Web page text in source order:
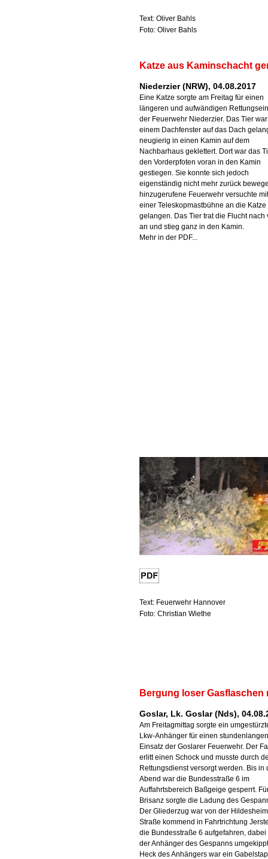
Text: Oliver Bahls
Foto: Oliver Bahls
Katze aus Kaminschacht
Niederzier (NRW), 04.08.2017
Eine Katze sorgte am Freitag für einen
längeren und aufwändigen
der Feuerwehr Niederzier. Das Tier
einem Dachfenster auf das Dach
neugierig in einen Kamin auf dem
Nachbarhaus geklettert. Dort war das
den Vorderpfoten voran in den Kamin
gestiegen. Sie konnte sich jedoch
eigenständig nicht mehr zurück
hinzugerufene Feuerwehr versuchte
einer Teleskopmastbühne an die Katze
gelangen. Das Tier trat die Flucht nach
an und stieg ganz in den Kamin.
Mehr in der PDF...
Text: Feuerwehr Hannover
Foto: Christian Wiethe
Bergung loser Gasflaschen
Goslar, Lk. Goslar (Nds),
Am Freitagmittag sorgte ein
Lkw-Anhänger für einen stundenlangen
Einsatz der Goslarer Feuerwehr. Der
erlitt einen Schock und musste durch
Rettungsdienst versorgt werden. Bis in
Abend war die Bundesstraße 6 im
Auffahrtsbereich Baßgeige gesperrt.
Brisanz sorgte die Ladung des
Der Gliederzug war von der
Straße kommend in Fahrtrichtung
die Bundesstraße 6 aufgefahren, dabei
der Anhänger des Gespanns
Heck des Anhängers war ein